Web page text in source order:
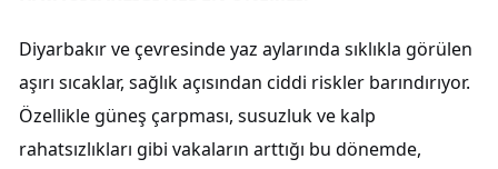
Diyarbakır ve çevresinde yaz aylarında sıklıkla görülen
aşırı sıcaklar, sağlık açısından ciddi riskler barındırıyor.
Özellikle güneş çarpması, susuzluk ve kalp
rahatsızlıkları gibi vakaların arttığı bu dönemde,